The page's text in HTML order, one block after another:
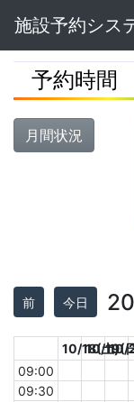
Navbar
施設予約シス
予約時間
月間状況
前 今日
10/18(土)
10/19(
10/
09:00
09:30